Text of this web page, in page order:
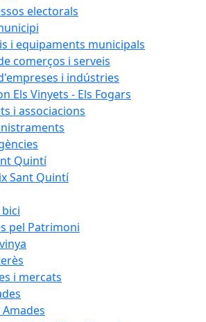
electorals
i equipaments municipals
comerços i serveis
i indústries
Els Vinyets - Els Fogars
i associacions
Quintí
Sant Quintí
pel Patrimoni
i mercats
Amades